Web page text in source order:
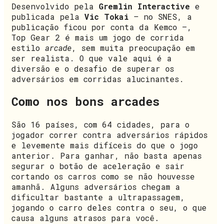
Desenvolvido pela Gremlin Interactive e
publicada pela Vic Tokai — no SNES, a
publicação ficou por conta da Kemco —,
Top Gear 2 é mais um jogo de corrida
estilo arcade, sem muita preocupação em
ser realista. O que vale aqui é a
diversão e o desafio de superar os
adversários em corridas alucinantes.
Como nos bons arcades
São 16 países, com 64 cidades, para o
jogador correr contra adversários rápidos
e levemente mais difíceis do que o jogo
anterior. Para ganhar, não basta apenas
segurar o botão de aceleração e sair
cortando os carros como se não houvesse
amanhã. Alguns adversários chegam a
dificultar bastante a ultrapassagem,
jogando o carro deles contra o seu, o que
causa alguns atrasos para você.